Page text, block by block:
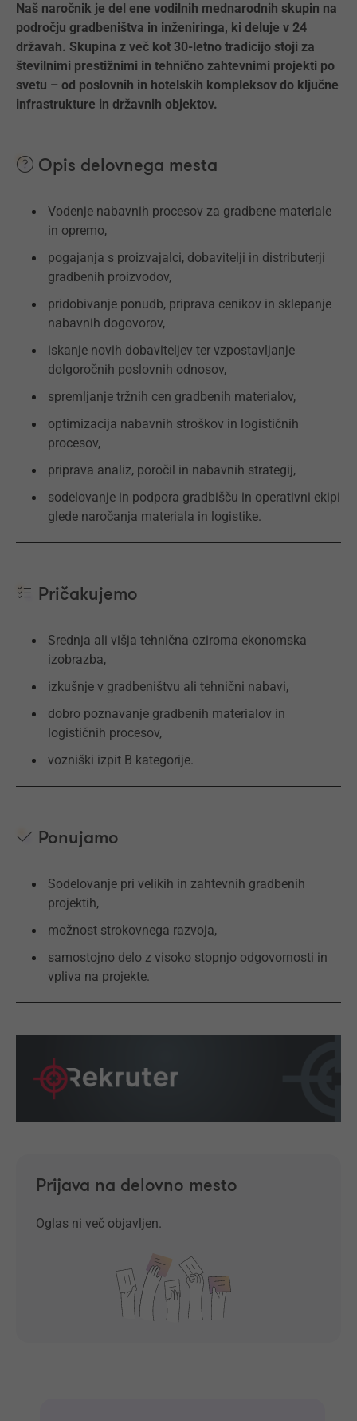
Naš naročnik je del ene vodilnih mednarodnih skupin na
področju gradbeništva in inženiringa, ki deluje v 24
državah. Skupina z več kot 30-letno tradicijo stoji za
številnimi prestižnimi in tehnično zahtevnimi projekti po
svetu – od poslovnih in hotelskih kompleksov do ključne
infrastrukture in državnih objektov.
Opis delovnega mesta
Vodenje nabavnih procesov za gradbene materiale
in opremo,
pogajanja s proizvajalci, dobavitelji in distributerji
gradbenih proizvodov,
pridobivanje ponudb, priprava cenikov in sklepanje
nabavnih dogovorov,
iskanje novih dobaviteljev ter vzpostavljanje
dolgoročnih poslovnih odnosov,
spremljanje tržnih cen gradbenih materialov,
optimizacija nabavnih stroškov in logističnih
procesov,
priprava analiz, poročil in nabavnih strategij,
sodelovanje in podpora gradbišču in operativni ekipi
glede naročanja materiala in logistike.
Pričakujemo
Srednja ali višja tehnična oziroma ekonomska
izobrazba,
izkušnje v gradbeništvu ali tehnični nabavi,
dobro poznavanje gradbenih materialov in
logističnih procesov,
vozniški izpit B kategorije.
Ponujamo
Sodelovanje pri velikih in zahtevnih gradbenih
projektih,
možnost strokovnega razvoja,
samostojno delo z visoko stopnjo odgovornosti in
vpliva na projekte.
Prijava na delovno mesto
Oglas ni več objavljen.